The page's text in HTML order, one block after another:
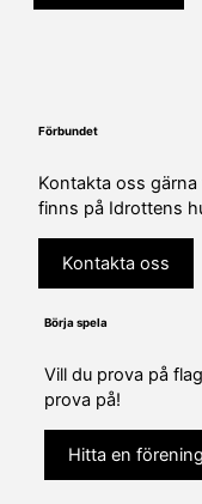
Förbundet
Kontakta oss
finns på Idrottens
Kontakta oss
Börja spela
Vill du prova på
prova på!
Hitta en förening